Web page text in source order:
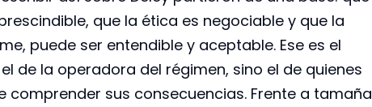
que la ética es negociable y que la
puede ser entendible y aceptable. Ese es el
de la operadora del régimen, sino el de quienes
sus consecuencias. Frente a tamaña